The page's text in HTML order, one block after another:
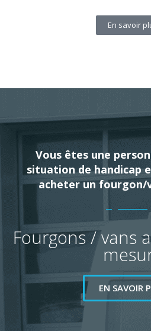
En savoir
Vous êtes une
situation de handicap
acheter un fourgon/
Fourgons / vans
EN SAVOIR